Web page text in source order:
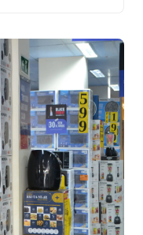
um desconto
[…]